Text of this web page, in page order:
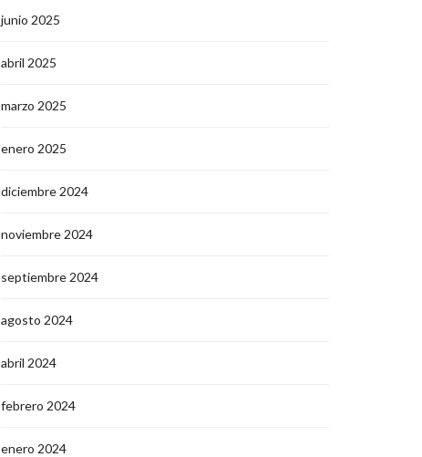
junio 2025
abril 2025
marzo 2025
enero 2025
diciembre 2024
noviembre 2024
septiembre 2024
agosto 2024
abril 2024
febrero 2024
enero 2024